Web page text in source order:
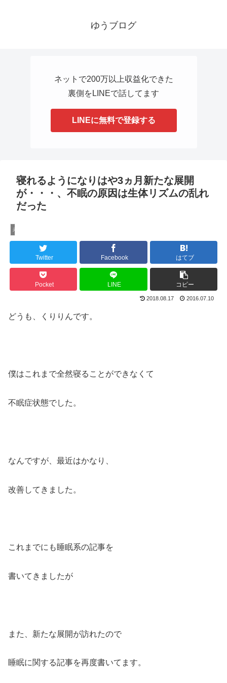
ゆうブログ
ネットで200万以上収益化できた
裏側をLINEで話してます
LINEに無料で登録する
寝れるようになりはや3ヵ月新たな展開
が・・・、不眠の原因は生体リズムの乱れ
だった
未分類
Twitter Facebook はてブ
Pocket LINE コピー
2018.08.17 2016.07.10
どうも、くりりんです。
僕はこれまで全然寝ることができなくて
不眠症状態でした。
なんですが、最近はかなり、
改善してきました。
これまでにも睡眠系の記事を
書いてきましたが
また、新たな展開が訪れたので
睡眠に関する記事を再度書いてます。